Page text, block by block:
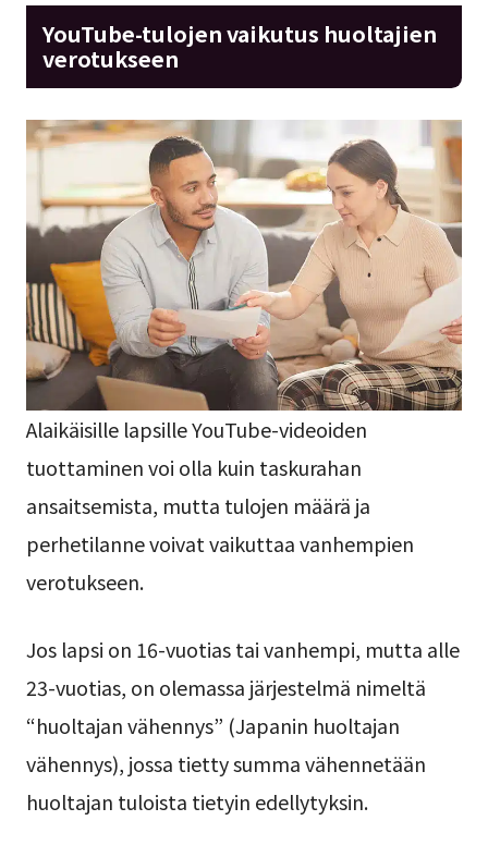
YouTube-tulojen vaikutus huoltajien
verotukseen
Alaikäisille lapsille YouTube-videoiden
tuottaminen voi olla kuin taskurahan
ansaitsemista, mutta tulojen määrä ja
perhetilanne voivat vaikuttaa vanhempien
verotukseen.
Jos lapsi on 16-vuotias tai vanhempi, mutta alle
23-vuotias, on olemassa järjestelmä nimeltä
“huoltajan vähennys” (Japanin huoltajan
vähennys), jossa tietty summa vähennetään
huoltajan tuloista tietyin edellytyksin.